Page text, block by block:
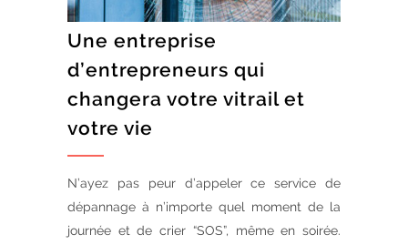
Une entreprise
d’entrepreneurs qui
changera votre vitrail et
votre vie
N’ayez pas peur d’appeler ce service de
dépannage à n’importe quel moment de la
journée et de crier “SOS”, même en soirée.